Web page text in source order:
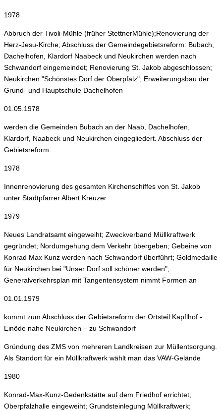
1978
Abbruch der Tivoli-Mühle (früher StettnerMühle);Renovierung der
Herz-Jesu-Kirche; Abschluss der Gemeindegebietsreform: Bubach,
Dachelhofen, Klardorf Naabeck und Neukirchen werden nach
Schwandorf eingemeindet; Renovierung St. Jakob abgeschlossen;
Neukirchen "Schönstes Dorf der Oberpfalz"; Erweiterungsbau der
Grund- und Hauptschule Dachelhofen
01.05.1978
werden die Gemeinden Bubach an der Naab, Dachelhofen,
Klardorf, Naabeck und Neukirchen eingegliedert. Abschluss der
Gebietsreform.
1978
Innenrenovierung des gesamten Kirchenschiffes von St. Jakob
unter Stadtpfarrer Albert Kreuzer
1979
Neues Landratsamt eingeweiht; Zweckverband Müllkraftwerk
gegründet; Nordumgehung dem Verkehr übergeben; Gebeine von
Konrad Max Kunz werden nach Schwandorf überführt; Goldmedaille
für Neukirchen bei "Unser Dorf soll schöner werden";
Generalverkehrsplan mit Tangentensystem nimmt Formen an
01.01.1979
kommt zum Abschluss der Gebietsreform der Ortsteil Kapflhof -
Einöde nahe Neukirchen – zu Schwandorf
Gründung des ZMS von mehreren Landkreisen zur Müllentsorgung.
Als Standort für ein Müllkraftwerk wählt man das VAW-Gelände
1980
Konrad-Max-Kunz-Gedenkstätte auf dem Friedhof errichtet;
Oberpfalzhalle eingeweiht; Grundsteinlegung Müllkraftwerk;